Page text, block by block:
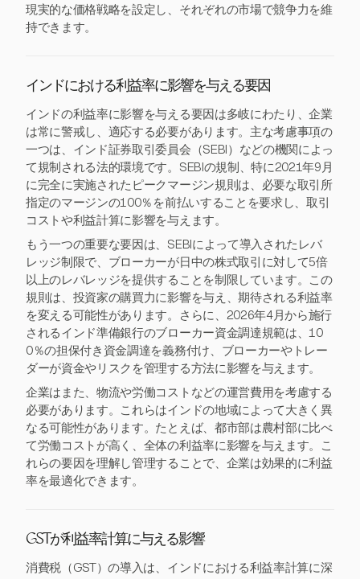
現実的な価格戦略を設定し、それぞれの市場で競争力を維
持できます。
インドにおける利益率に影響を与える要因
インドの利益率に影響を与える要因は多岐にわたり、企業
は常に警戒し、適応する必要があります。主な考慮事項の
一つは、インド証券取引委員会（SEBI）などの機関によっ
て規制される法的環境です。SEBIの規制、特に2021年9月
に完全に実施されたピークマージン規則は、必要な取引所
指定のマージンの100％を前払いすることを要求し、取引
コストや利益計算に影響を与えます。
もう一つの重要な要因は、SEBIによって導入されたレバ
レッジ制限で、ブローカーが日中の株式取引に対して5倍
以上のレバレッジを提供することを制限しています。この
規則は、投資家の購買力に影響を与え、期待される利益率
を変える可能性があります。さらに、2026年4月から施行
されるインド準備銀行のブローカー資金調達規範は、10
0％の担保付き資金調達を義務付け、ブローカーやトレー
ダーが資金やリスクを管理する方法に影響を与えます。
企業はまた、物流や労働コストなどの運営費用を考慮する
必要があります。これらはインドの地域によって大きく異
なる可能性があります。たとえば、都市部は農村部に比べ
て労働コストが高く、全体の利益率に影響を与えます。こ
れらの要因を理解し管理することで、企業は効果的に利益
率を最適化できます。
GSTが利益率計算に与える影響
消費税（GST）の導入は、インドにおける利益率計算に深